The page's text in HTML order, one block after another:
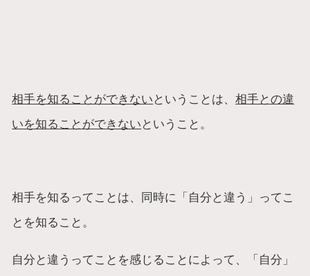
相手を知ることができない ということは、相手との違
いを知ることができない ということ。
相手を知るってことは、同時に「自分と違う」ってこ
とを知ること。
自分と違うってことを感じることによって、「自分」